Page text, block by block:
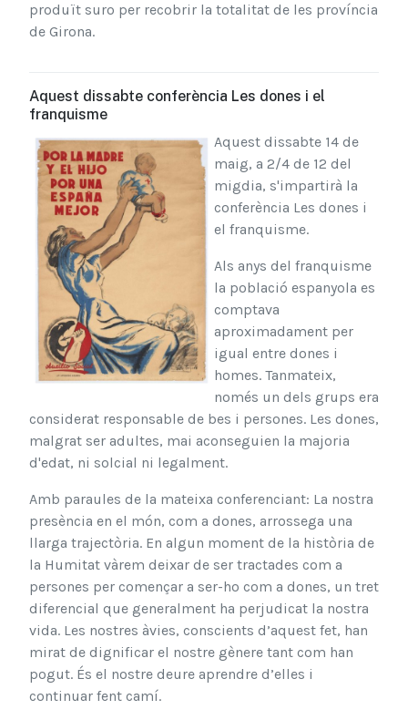
produït suro per recobrir la totalitat de les província
de Girona.
Aquest dissabte conferència Les dones i el
franquisme
Aquest dissabte 14 de
maig, a 2/4 de 12 del
migdia, s'impartirà la
conferència Les dones i
el franquisme.
Als anys del franquisme
la població espanyola es
comptava
aproximadament per
igual entre dones i
homes. Tanmateix,
només un dels grups era
considerat responsable de bes i persones. Les dones,
malgrat ser adultes, mai aconseguien la majoria
d'edat, ni solcial ni legalment.
Amb paraules de la mateixa conferenciant: La nostra
presència en el món, com a dones, arrossega una
llarga trajectòria. En algun moment de la història de
la Humitat vàrem deixar de ser tractades com a
persones per començar a ser-ho com a dones, un tret
diferencial que generalment ha perjudicat la nostra
vida. Les nostres àvies, conscients d’aquest fet, han
mirat de dignificar el nostre gènere tant com han
pogut. És el nostre deure aprendre d’elles i
continuar fent camí.